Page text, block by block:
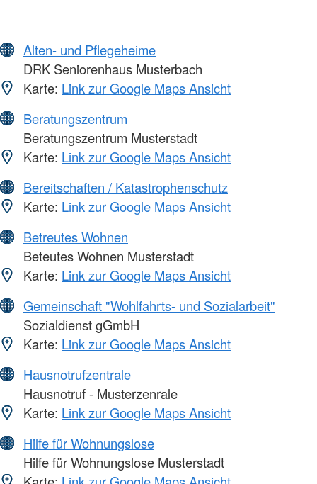
Alten- und Pflegeheime
DRK Seniorenhaus Musterbach
Karte: Link zur Google Maps Ansicht
Beratungszentrum
Beratungszentrum Musterstadt
Karte: Link zur Google Maps Ansicht
Bereitschaften / Katastrophenschutz
Karte: Link zur Google Maps Ansicht
Betreutes Wohnen
Beteutes Wohnen Musterstadt
Karte: Link zur Google Maps Ansicht
Gemeinschaft "Wohlfahrts- und Sozialarbeit"
Sozialdienst gGmbH
Karte: Link zur Google Maps Ansicht
Hausnotrufzentrale
Hausnotruf - Musterzenrale
Karte: Link zur Google Maps Ansicht
Hilfe für Wohnungslose
Hilfe für Wohnungslose Musterstadt